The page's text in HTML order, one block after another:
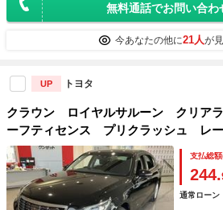
無料通話でお問い合わ
今あなたの他に21人が
UP トヨタ
クラウン ロイヤルサルーン クリア
ーフティセンス プリクラッシュ レ
キープ ＬＥＤヘッドライト オート
ト メーカーナビゲーション バック
ト 純
支払総額
244.
通常ローン